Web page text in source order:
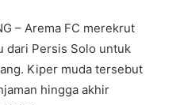
– Arema FC merekrut
dari Persis Solo untuk
Kiper muda tersebut
hingga akhir